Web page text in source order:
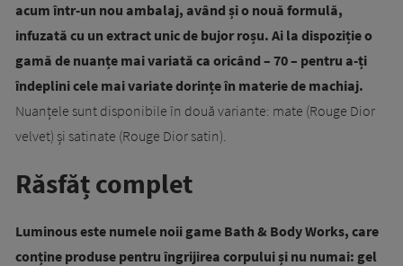
acum într-un nou ambalaj, având și o nouă formulă,
infuzată cu un extract unic de bujor roșu. Ai la dispoziție o
gamă de nuanțe mai variată ca oricând – 70 – pentru a-ți
îndeplini cele mai variate dorințe în materie de machiaj.
Nuanțele sunt disponibile în două variante: mate (Rouge Dior
velvet) și satinate (Rouge Dior satin).
Răsfăț complet
Luminous este numele noii game Bath & Body Works, care
conține produse pentru îngrijirea corpului și nu numai: gel